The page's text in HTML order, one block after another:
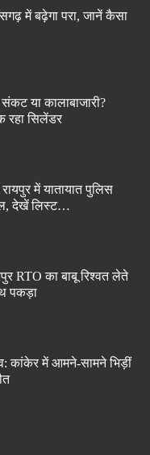
में बढ़ेगा परा, जानें कैसा
या कालाबाजारी?
रहा सिलेंडर
में यातायात पुलिस
देखें लिस्ट…
RTO का बाबू रिश्वत लेते
पकड़ा
कांकेर में आमने-सामने भिड़ीं